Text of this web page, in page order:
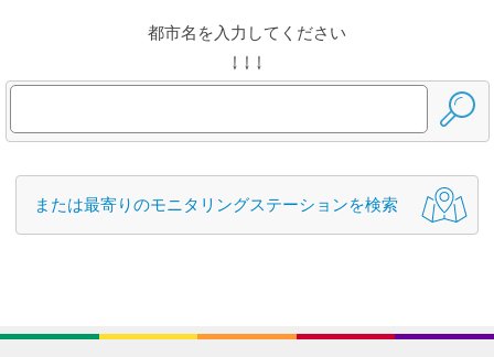
都市名を入力してください
↓ ↓ ↓
または最寄りのモニタリングステーションを検索